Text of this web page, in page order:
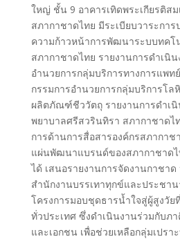
ใหญ่ ชั้น 9 อาคารเทิดพระเกียรติส
สภากาชาดไทย มีระเบียบวาระกา
ความก้าวหน้าการพัฒนาระบบทคโ
สภากาชาดไทย รายงานการดำเนิ
อำนวยการกลุ่มบริการทางการแพ
กรรมการอำนวยการกลุ่มบริการโล
ผลิตภัณฑ์ชีววัตถุ รายงานการดำเ
พยาบาลศรีสวรินทิรา สภากาชาดไ
การด้านการสื่อสารองค์กรสภากาช
แผ่นพัฒนาแบรนด์ของสภากาชาดไ
ได้ เสนอรายงานการจัดงานกาชาด
สำนักงานบรรเทาทุกข์และประชา
โครงการมอบชุดธารน้ำใจสู่ผู้สูงวัย
ทั่วประเทศ ซึ่งดำเนินงานร่วมกับภ
และเอกชน เพื่อช่วยเหลือกลุ่มเปรา